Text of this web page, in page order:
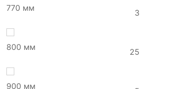
770 мм 3
800 мм 25
900 мм